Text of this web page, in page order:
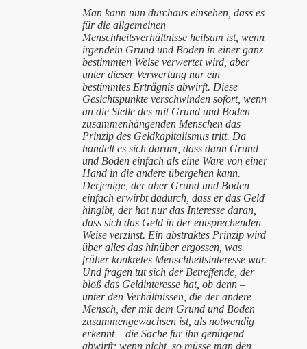
Man kann nun durchaus einsehen, dass es
für die allgemeinen
Menschheitsverhältnisse heilsam ist, wenn
irgendein Grund und Boden in einer ganz
bestimmten Weise verwertet wird, aber
unter dieser Verwertung nur ein
bestimmtes Erträgnis abwirft. Diese
Gesichtspunkte verschwinden sofort, wenn
an die Stelle des mit Grund und Boden
zusammenhängenden Menschen das
Prinzip des Geldkapitalismus tritt. Da
handelt es sich darum, dass dann Grund
und Boden einfach als eine Ware von einer
Hand in die andere übergehen kann.
Derjenige, der aber Grund und Boden
einfach erwirbt dadurch, dass er das Geld
hingibt, der hat nur das Interesse daran,
dass sich das Geld in der entsprechenden
Weise verzinst. Ein abstraktes Prinzip wird
über alles das hinüber ergossen, was
früher konkretes Menschheitsinteresse war.
Und fragen tut sich der Betreffende, der
bloß das Geldinteresse hat, ob denn –
unter den Verhältnissen, die der andere
Mensch, der mit dem Grund und Boden
zusammengewachsen ist, als notwendig
erkennt – die Sache für ihn genügend
abwirft; wenn nicht, so müsse man den